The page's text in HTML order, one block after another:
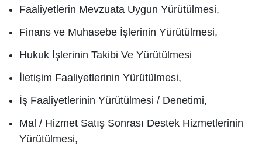
Faaliyetlerin Mevzuata Uygun Yürütülmesi,
Finans ve Muhasebe İşlerinin Yürütülmesi,
Hukuk İşlerinin Takibi Ve Yürütülmesi
İletişim Faaliyetlerinin Yürütülmesi,
İş Faaliyetlerinin Yürütülmesi / Denetimi,
Mal / Hizmet Satış Sonrası Destek Hizmetlerinin
Yürütülmesi,